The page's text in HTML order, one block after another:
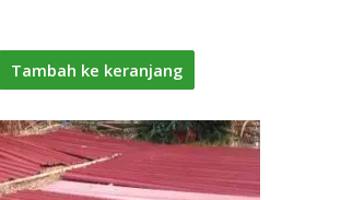
Tambah ke keranjang